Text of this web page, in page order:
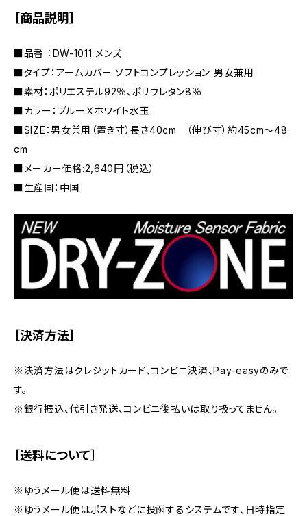
［商品説明］
■品番 ：DW-1011 メンズ
■タイプ：アームカバー ソフトコンプレッション 男女兼用
■素材：ポリエステル92％、ポリウレタン8％
■カラー：ブルーＸホワイト水玉
■SIZE：男女兼用（置き寸）長さ40cm （伸び寸）約45cm～48
cm
■メーカー価格:2,640円（税込）
■生産国：中国
［決済方法］
※決済方法はクレジットカード、コンビニ決済、Pay-easyのみで
す。
※銀行振込、代引き発送、コンビニ後払いは取り扱ってません。
［送料について］
※ゆうメール便は送料無料
※ゆうメール便はポストなどに投函するシステムです、日時指定